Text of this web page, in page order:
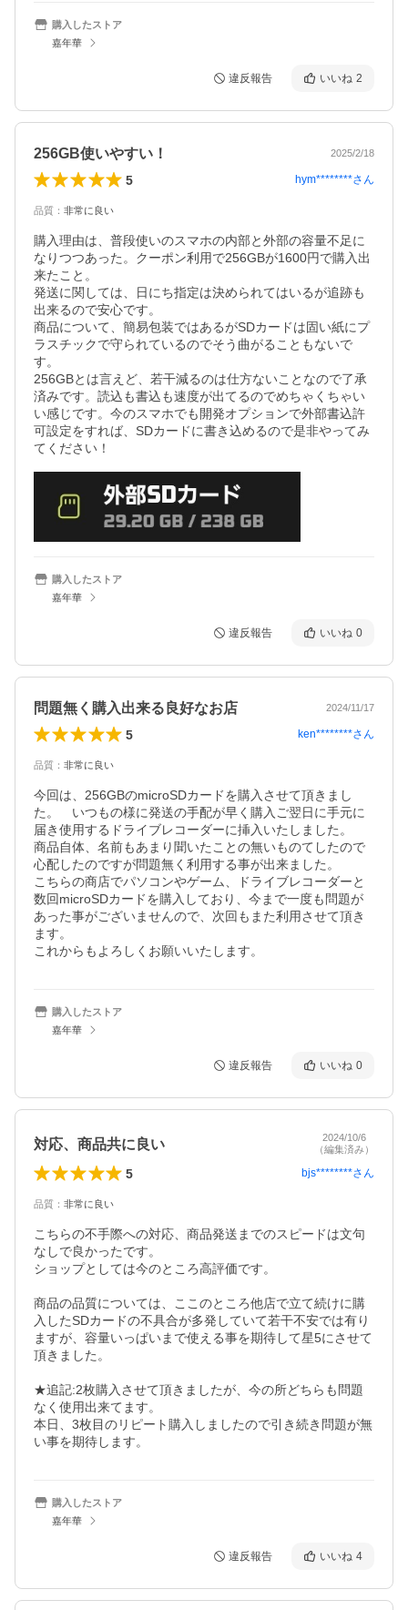
購入したストア
嘉年華
違反報告 いいね 2
256GB使いやすい！ 2025/2/18
5 hym********さん
品質 ： 非常に良い
購入理由は、普段使いのスマホの内部と外部の容量不足に
なりつつあった。クーポン利用で256GBが1600円で購入出
来たこと。
発送に関しては、日にち指定は決められてはいるが追跡も
出来るので安心です。
商品について、簡易包装ではあるがSDカードは固い紙にプ
ラスチックで守られているのでそう曲がることもないで
す。
256GBとは言えど、若干減るのは仕方ないことなので了承
済みです。読込も書込も速度が出てるのでめちゃくちゃい
い感じです。今のスマホでも開発オプションで外部書込許
可設定をすれば、SDカードに書き込めるので是非やってみ
てください！
購入したストア
嘉年華
違反報告 いいね 0
問題無く購入出来る良好なお店 2024/11/17
5 ken********さん
品質 ： 非常に良い
今回は、256GBのmicroSDカードを購入させて頂きまし
た。　いつもの様に発送の手配が早く購入ご翌日に手元に
届き使用するドライブレコーダーに挿入いたしました。
商品自体、名前もあまり聞いたことの無いものてしたので
心配したのですが問題無く利用する事が出来ました。
こちらの商店でパソコンやゲーム、ドライブレコーダーと
数回microSDカードを購入しており、今まで一度も問題が
あった事がございませんので、次回もまた利用させて頂き
ます。
これからもよろしくお願いいたします。
購入したストア
嘉年華
違反報告 いいね 0
対応、商品共に良い
2024/10/6
（編集済み）
5 bjs********さん
品質 ： 非常に良い
こちらの不手際への対応、商品発送までのスピードは文句
なしで良かったです。
ショップとしては今のところ高評価です。
商品の品質については、ここのところ他店で立て続けに購
入したSDカードの不具合が多発していて若干不安では有り
ますが、容量いっぱいまで使える事を期待して星5にさせて
頂きました。
★追記:2枚購入させて頂きましたが、今の所どちらも問題
なく使用出来てます。
本日、3枚目のリピート購入しましたので引き続き問題が無
購入したストア
嘉年華
違反報告 いいね 4